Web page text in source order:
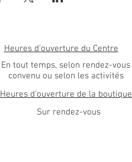
Heures d'ouverture du Centre
En tout temps, selon rendez-vous
convenu ou selon les activités
Heures d'ouverture de la boutique
Sur rendez-vous